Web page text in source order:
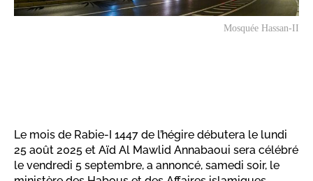
Mosquée Hassan-II
Le mois de Rabie-I 1447 de l’hégire débutera le lundi
25 août 2025 et Aïd Al Mawlid Annabaoui sera célébré
le vendredi 5 septembre, a annoncé, samedi soir, le